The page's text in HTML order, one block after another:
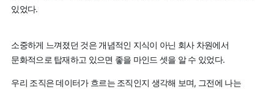
있었다.
소중하게 느껴졌던 것은 개념적인 지식이 아닌 회사 차원에서
문화적으로 탑재하고 있으면 좋을 마인드 셋을 알 수 있었다.
우리 조직은 데이터가 흐르는 조직인지 생각해 보며, 그전에 나는